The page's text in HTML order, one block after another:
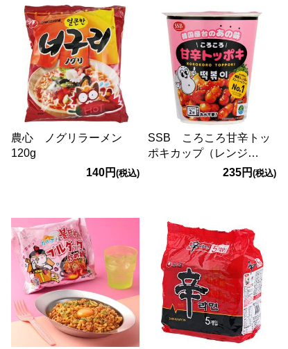
農心 ノグリラーメン
120g
140円(税込)
SSB ころころ甘辛トッ
ポキカップ（レンジ
235円 (税込)